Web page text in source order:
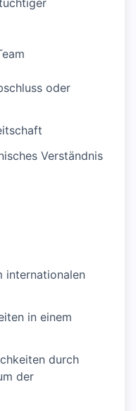
oder
Verständnis
internationalen
in einem
durch
der